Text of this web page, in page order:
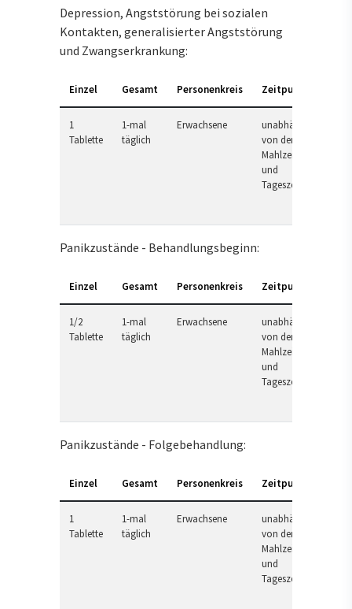
Depression, Angststörung bei sozialen
Kontakten, generalisierter Angststörung
und Zwangserkrankung:
Einzel Gesamt Personenkreis Zeitpunkt
1
Tablette
1-mal
täglich
Erwachsene
unabhängig
von der
Mahlzeit
und
Tageszeit
Panikzustände - Behandlungsbeginn:
Einzel Gesamt Personenkreis Zeitpunkt
1/2
Tablette
1-mal
täglich
Erwachsene
unabhängig
von der
Mahlzeit
und
Tageszeit
Panikzustände - Folgebehandlung:
Einzel Gesamt Personenkreis Zeitpunkt
1
Tablette
1-mal
täglich
Erwachsene
unabhängig
von der
Mahlzeit
und
Tageszeit